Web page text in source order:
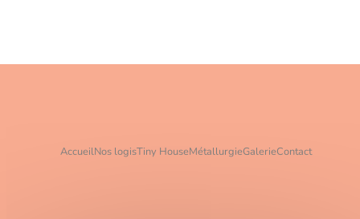
AccueilNos logisTiny HouseMétallurgieGalerieContact